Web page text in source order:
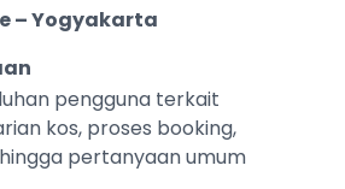
– Yogyakarta
pengguna terkait
kos, proses booking,
pertanyaan umum